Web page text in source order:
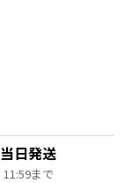
当日発送
11:59まで